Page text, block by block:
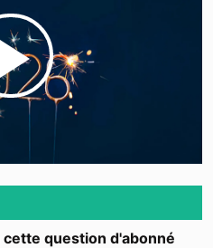
Play
Video
question d'abonné